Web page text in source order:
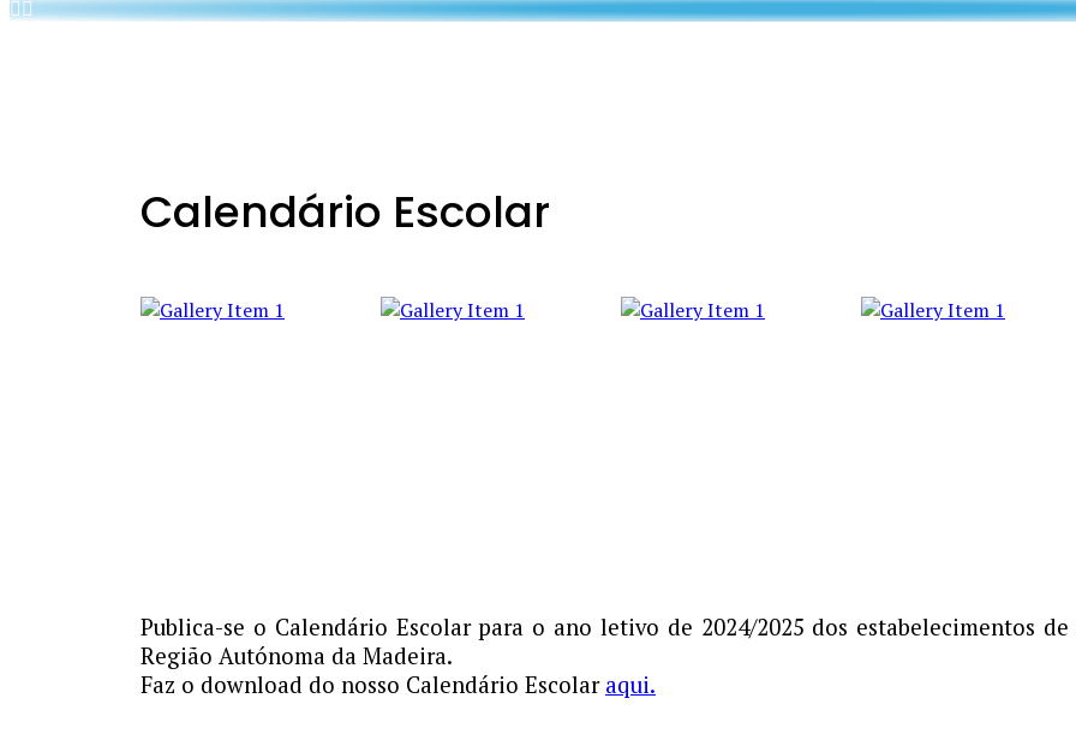
Calendário Escolar
Publica-se o Calendário Escolar para o ano letivo de 2024/2025 dos estabelecimentos
Região Autónoma da Madeira.
Faz o download do nosso Calendário Escolar aqui.